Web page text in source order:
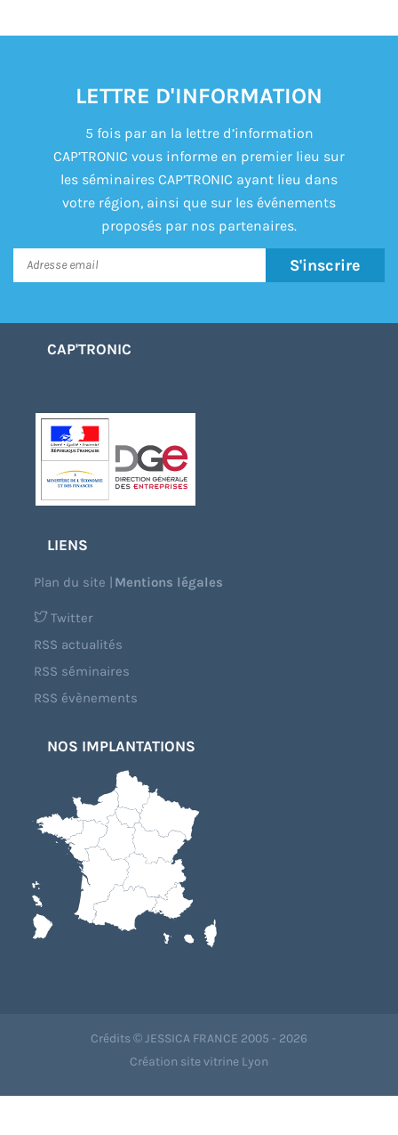
LETTRE D'INFORMATION
5 fois par an la lettre d’information
CAP’TRONIC vous informe en premier lieu sur
les séminaires CAP’TRONIC ayant lieu dans
votre région, ainsi que sur les événements
proposés par nos partenaires.
S'inscrire
CAP'TRONIC
LIENS
Plan du site |Mentions légales
Twitter
RSS actualités
RSS séminaires
RSS évènements
NOS IMPLANTATIONS
Crédits © JESSICA FRANCE 2005 - 2026
Création site vitrine Lyon